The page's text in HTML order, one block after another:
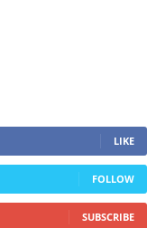
LIKE
FOLLOW
SUBSCRIBE